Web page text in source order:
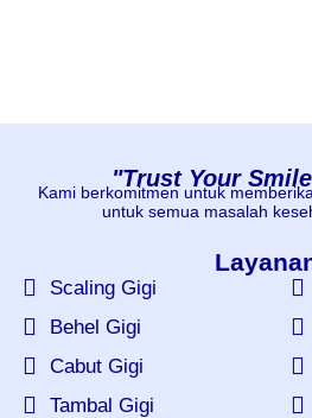
"Trust Your
Kami berkomitmen untuk
untuk semua masalah
Scaling Gigi
Behel Gigi
Cabut Gigi
Tambal Gigi